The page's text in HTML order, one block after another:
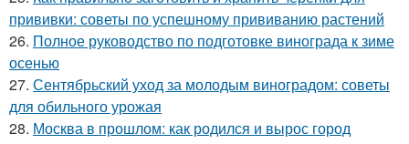
прививки: советы по успешному прививанию растений
26. Полное руководство по подготовке винограда к зиме
осенью
27. Сентябрьский уход за молодым виноградом: советы
для обильного урожая
28. Москва в прошлом: как родился и вырос город